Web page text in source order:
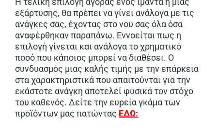
εξάρτυσης, θα πρέπει να γίνει ανάλογα με τις
ανάγκες σας, έχοντας στο νου σας όλα όσα
αναφέρθηκαν παραπάνω. Εννοείται πως η
επιλογή γίνεται και ανάλογα το χρηματικό
ποσό που κάποιος μπορεί να διαθέσει. Ο
συνδυασμός μιας καλής τιμής με την επάρκεια
στα χαρακτηριστικά που απαιτούνται για την
εκάστοτε ανάγκη αποτελεί φυσικά τον στόχο
του καθενός. Δείτε την ευρεία γκάμα των
προϊόντων μας πατώντας ΕΔΩ: